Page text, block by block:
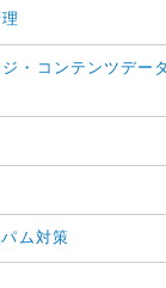
・コンテンツデー
ム対策